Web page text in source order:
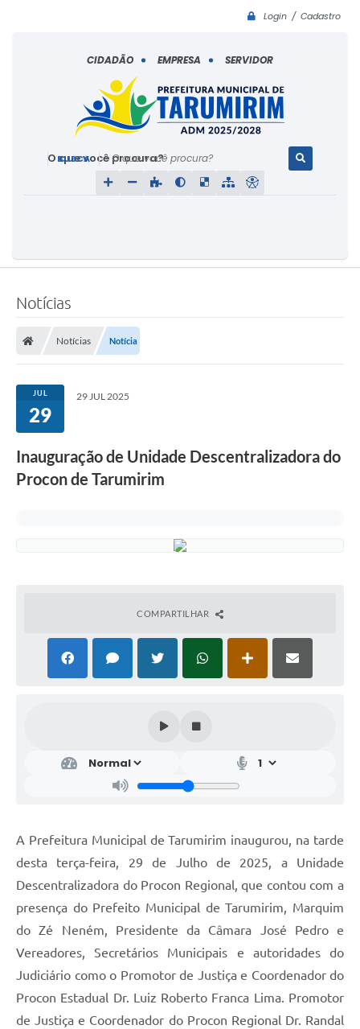
Login / Cadastro
O que você procura?
CIDADÃO EMPRESA SERVIDOR
Notícias
Notícias Notícia
JUL
29
29 JUL 2025
Inauguração de Unidade Descentralizadora do
Procon de Tarumirim
COMPARTILHAR
A Prefeitura Municipal de Tarumirim inaugurou, na tarde
desta terça-feira, 29 de Julho de 2025, a Unidade
Descentralizadora do Procon Regional, que contou com a
presença do Prefeito Municipal de Tarumirim, Marquim
do Zé Neném, Presidente da Câmara José Pedro e
Vereadores, Secretários Municipais e autoridades do
Judiciário como o Promotor de Justiça e Coordenador do
Procon Estadual Dr. Luiz Roberto Franca Lima. Promotor
de Justiça e Coordenador do Procon Regional Dr. Randal